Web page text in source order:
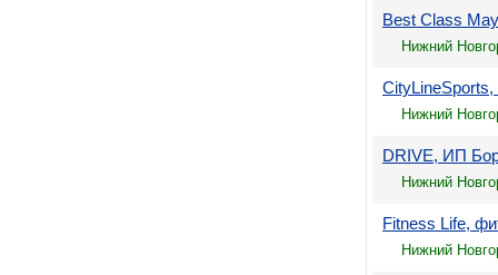
Best Class
Нижний
Нижний
DRIVE, ИП
Нижний
Fitness Life,
Нижний